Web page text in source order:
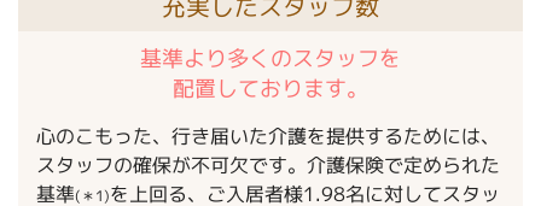
基準より多くのスタッフを
配置しております。
心のこもった、行き届いた介護を提供するためには、
スタッフの確保が不可欠です。介護保険で定められた
基準(＊1)を上回る、ご入居者様1.98名に対してスタッ